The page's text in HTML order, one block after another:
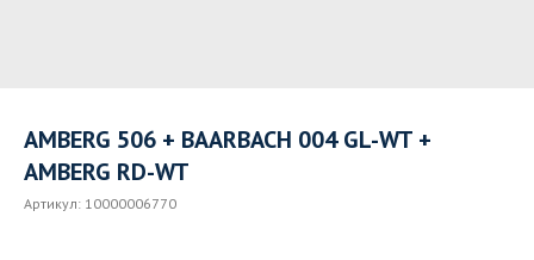
AMBERG 506 + BAARBACH 004 GL-WT +
AMBERG RD-WT
Артикул: 10000006770